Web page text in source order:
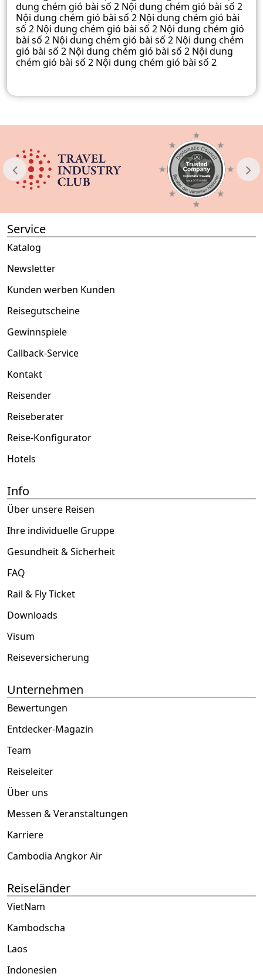
dung chém gió bài số 2 Nội dung chém gió bài số 2
Nội dung chém gió bài số 2 Nội dung chém gió bài
số 2 Nội dung chém gió bài số 2 Nội dung chém gió
bài số 2 Nội dung chém gió bài số 2 Nội dung chém
gió bài số 2 Nội dung chém gió bài số 2 Nội dung
chém gió bài số 2 Nội dung chém gió bài số 2
Service
Katalog
Newsletter
Kunden werben Kunden
Reisegutscheine
Gewinnspiele
Callback-Service
Kontakt
Reisender
Reiseberater
Reise-Konfigurator
Hotels
Info
Über unsere Reisen
Ihre individuelle Gruppe
Gesundheit & Sicherheit
FAQ
Rail & Fly Ticket
Downloads
Visum
Reiseversicherung
Unternehmen
Bewertungen
Entdecker-Magazin
Team
Reiseleiter
Über uns
Messen & Veranstaltungen
Karriere
Cambodia Angkor Air
Reiseländer
VietNam
Kambodscha
Laos
Indonesien